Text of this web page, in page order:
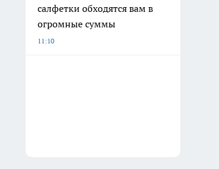
салфетки обходятся вам в
огромные суммы
11:10